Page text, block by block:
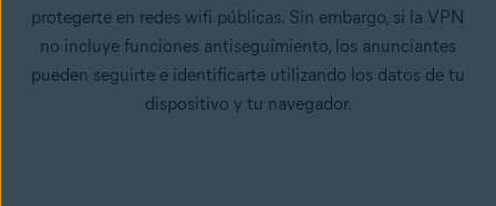
protegerte en redes wifi públicas. Sin embargo, si la VPN
no incluye funciones antiseguimiento, los anunciantes
pueden seguirte e identificarte utilizando los datos de tu
dispositivo y tu navegador.